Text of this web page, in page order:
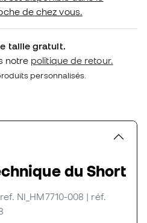
de chez vous.
taille gratuit.
notre politique de retour.
personnalisés.
du Short
ref. NI_HM7710-008 | réf.